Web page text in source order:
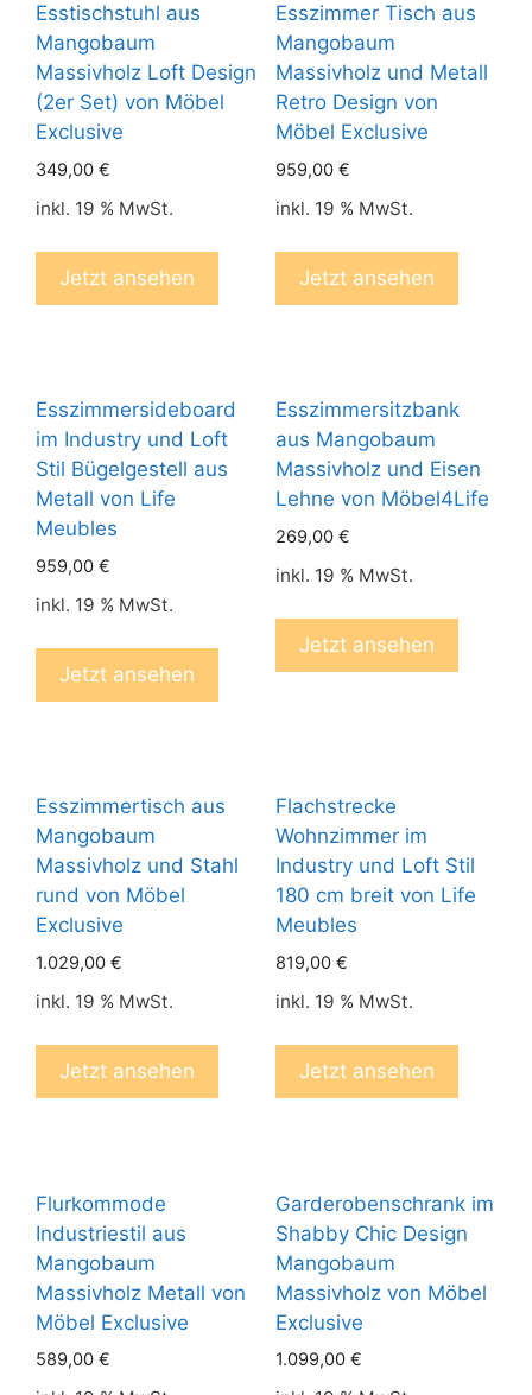
Esstischstuhl aus
Mangobaum
Massivholz Loft Design
(2er Set) von Möbel
Exclusive
349,00 €
inkl. 19 % MwSt.
Jetzt ansehen
Esszimmer Tisch aus
Mangobaum
Massivholz und Metall
Retro Design von
Möbel Exclusive
959,00 €
inkl. 19 % MwSt.
Jetzt ansehen
Esszimmersideboard
im Industry und Loft
Stil Bügelgestell aus
Metall von Life
Meubles
959,00 €
inkl. 19 % MwSt.
Jetzt ansehen
Esszimmersitzbank
aus Mangobaum
Massivholz und Eisen
Lehne von Möbel4Life
269,00 €
inkl. 19 % MwSt.
Jetzt ansehen
Esszimmertisch aus
Mangobaum
Massivholz und Stahl
rund von Möbel
Exclusive
1.029,00 €
inkl. 19 % MwSt.
Jetzt ansehen
Flachstrecke
Wohnzimmer im
Industry und Loft Stil
180 cm breit von Life
Meubles
819,00 €
inkl. 19 % MwSt.
Jetzt ansehen
Flurkommode
Industriestil aus
Mangobaum
Massivholz Metall von
Möbel Exclusive
589,00 €
Garderobenschrank im
Shabby Chic Design
Mangobaum
Massivholz von Möbel
Exclusive
1.099,00 €